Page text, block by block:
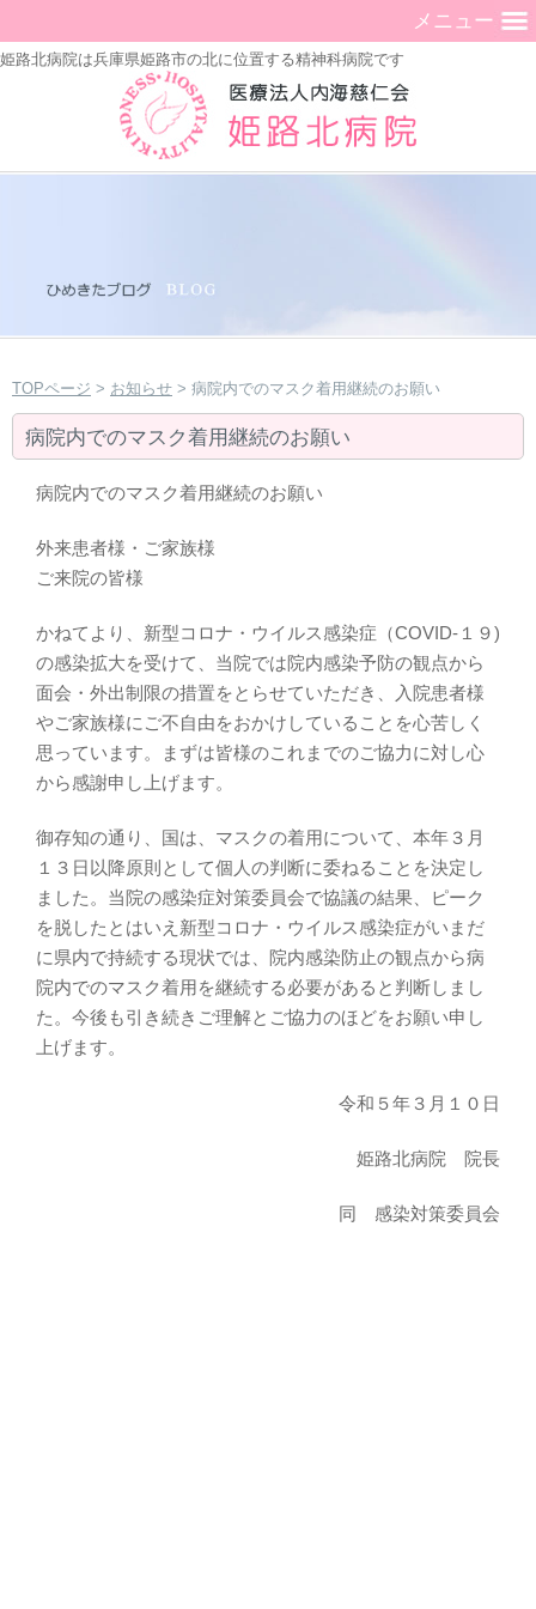
姫路北病院は兵庫県姫路市の北に位置する精神科病院です
メニュー
TOPページ > お知らせ > 病院内でのマスク着用継続のお願い
病院内でのマスク着用継続のお願い
病院内でのマスク着用継続のお願い
外来患者様・ご家族様
ご来院の皆様
かねてより、新型コロナ・ウイルス感染症（COVID-１９)
の感染拡大を受けて、当院では院内感染予防の観点から
面会・外出制限の措置をとらせていただき、入院患者様
やご家族様にご不自由をおかけしていることを心苦しく
思っています。まずは皆様のこれまでのご協力に対し心
から感謝申し上げます。
御存知の通り、国は、マスクの着用について、本年３月
１３日以降原則として個人の判断に委ねることを決定し
ました。当院の感染症対策委員会で協議の結果、ピーク
を脱したとはいえ新型コロナ・ウイルス感染症がいまだ
に県内で持続する現状では、院内感染防止の観点から病
院内でのマスク着用を継続する必要があると判断しまし
た。今後も引き続きご理解とご協力のほどをお願い申し
上げます。
令和５年３月１０日
姫路北病院 院長
同 感染対策委員会